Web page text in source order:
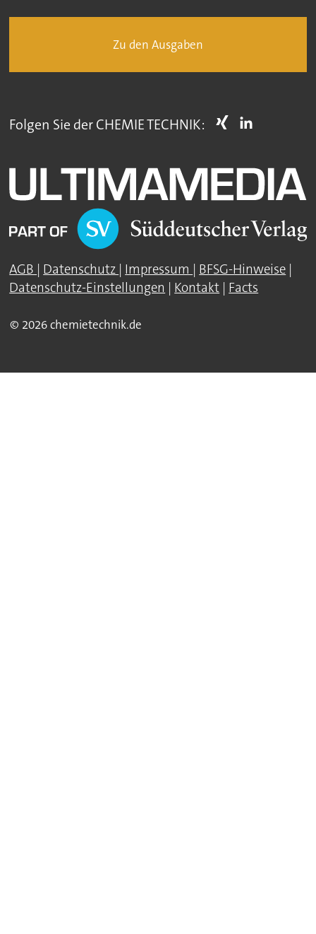
Zu den Ausgaben
Folgen Sie der CHEMIE TECHNIK:
AGB | Datenschutz | Impressum | BFSG-Hinweise |
Datenschutz-Einstellungen | Kontakt | Facts
© 2026 chemietechnik.de